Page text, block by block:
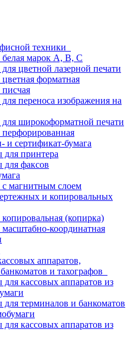
техники
белая марок А, В, С
цветной лазерной печати
цветная форматная
переноса изображения на
для широкоформатной печати
перфорированная
и сертификат-бумага
для принтера
для факсов
с магнитным слоем
и копировальных
(копирка)
масштабно-координатная
аппаратов,
и тахографов
для кассовых аппаратов из
для терминалов и банкоматов
для кассовых аппаратов из